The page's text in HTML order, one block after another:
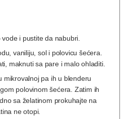
i pustite da nabubri.
vaniliju, sol i polovicu šećera.
maknuti sa pare i malo ohladiti.
mikrovalnoj pa ih u blenderu
polovinom šećera. Zatim ih
sa želatinom prokuhajte na
ne otopi.